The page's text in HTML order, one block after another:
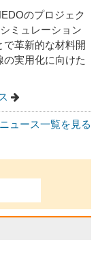
のプロジェク
ミュレーション
で革新的な材料開
の実用化に向けた
ニュース一覧を見る